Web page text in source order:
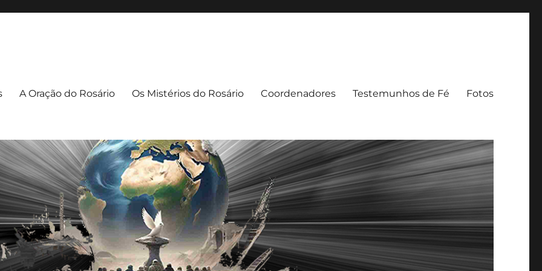
A Oração do Rosário Os Mistérios do Rosário Coordenadores Testemunhos de Fé Fotos